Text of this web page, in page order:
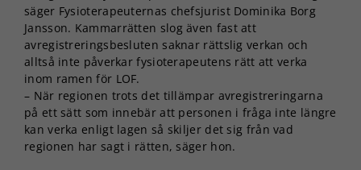
säger Fysioterapeuternas chefsjurist Dominika Borg
Jansson. Kammarrätten slog även fast att
avregistreringsbesluten saknar rättslig verkan och
alltså inte påverkar fysioterapeutens rätt att verka
inom ramen för LOF.
– När regionen trots det tillämpar avregistreringarna
på ett sätt som innebär att personen i fråga inte längre
kan verka enligt lagen så skiljer det sig från vad
regionen har sagt i rätten, säger hon.